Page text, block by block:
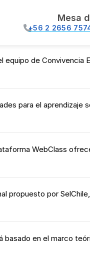
Mesa
+56 2 2656
equipo de Convivencia
para el aprendizaje
WebClass
propuesto por
basado en el marco